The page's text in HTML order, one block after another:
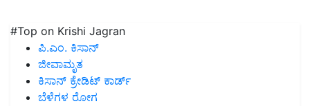
#Top on Krishi Jagran
ಪಿ.ಎಂ. ಕಿಸಾನ್
ಜೀವಾಮೃತ
ಕಿಸಾನ್ ಕ್ರೇಡಿಟ್ ಕಾರ್ಡ್
ಬೆಳೆಗಳ ರೋಗ